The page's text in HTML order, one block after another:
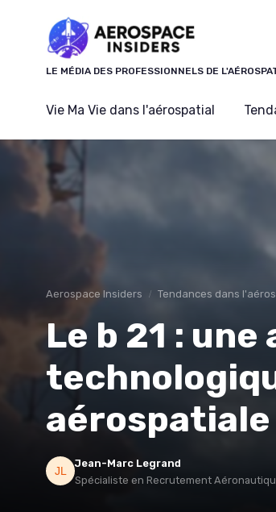
LE MÉDIA DES PROFESSIONNELS DE
Vie Ma Vie dans l'aérospatial
Aerospace Insiders Tendances dans
Le b 21 : une
Jean-Marc Legrand
Spécialiste en Recrutement